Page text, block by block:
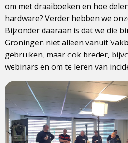
om met draaiboeken en hoe
hardware? Verder hebben we
Bijzonder daaraan is dat we die
Groningen niet alleen vanuit
gebruiken, maar ook breder,
webinars en om te leren van